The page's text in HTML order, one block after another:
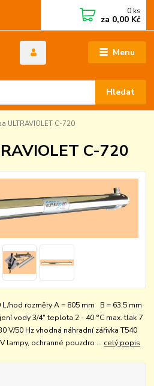
Menu
Hledat
0 ks
za 0,00 Kč
ULTRAVIOLET C-720
C-720
hod rozměry A = 805 mm B = 63,5 mm
vody 3/4" teplota 2 - 40 °C max. tlak 7
V/50 Hz vhodná náhradní zářivka T540
lampy, ochranné pouzdro ... celý popis